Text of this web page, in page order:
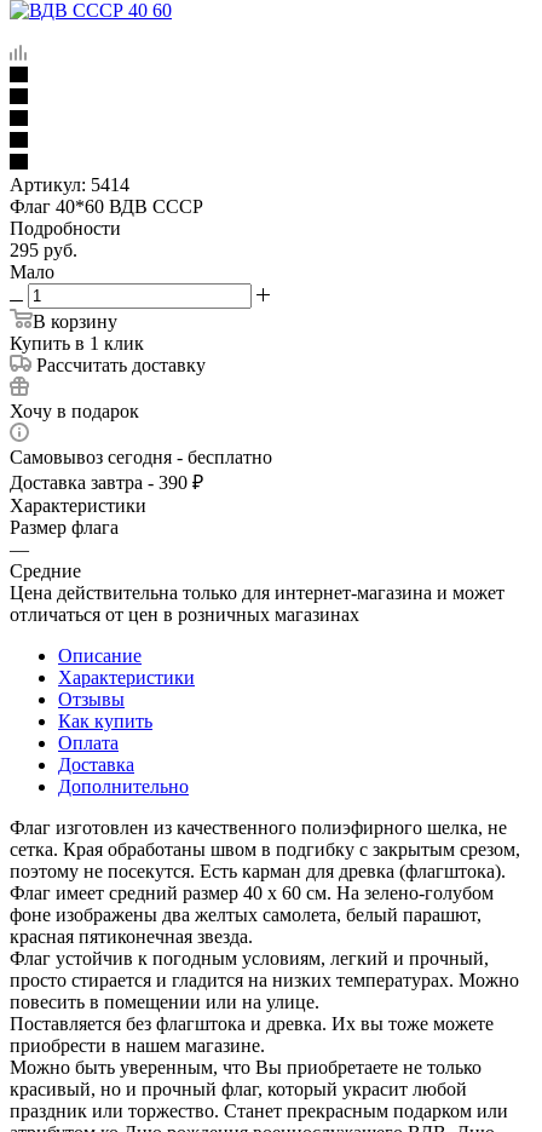
Артикул: 5414
Флаг 40*60 ВДВ СССР
Подробности
295 руб.
Мало
В корзину
Купить в 1 клик
Рассчитать доставку
Хочу в подарок
Самовывоз сегодня - бесплатно
Доставка завтра - 390 ₽
Характеристики
Размер флага
—
Средние
Цена действительна только для интернет-магазина и может
отличаться от цен в розничных магазинах
Описание
Характеристики
Отзывы
Как купить
Оплата
Доставка
Дополнительно
Флаг изготовлен из качественного полиэфирного шелка, не
сетка. Края обработаны швом в подгибку с закрытым срезом,
поэтому не посекутся. Есть карман для древка (флагштока).
Флаг имеет средний размер 40 х 60 см. На зелено-голубом
фоне изображены два желтых самолета, белый парашют,
красная пятиконечная звезда.
Флаг устойчив к погодным условиям, легкий и прочный,
просто стирается и гладится на низких температурах. Можно
повесить в помещении или на улице.
Поставляется без флагштока и древка. Их вы тоже можете
приобрести в нашем магазине.
Можно быть уверенным, что Вы приобретаете не только
красивый, но и прочный флаг, который украсит любой
праздник или торжество. Станет прекрасным подарком или